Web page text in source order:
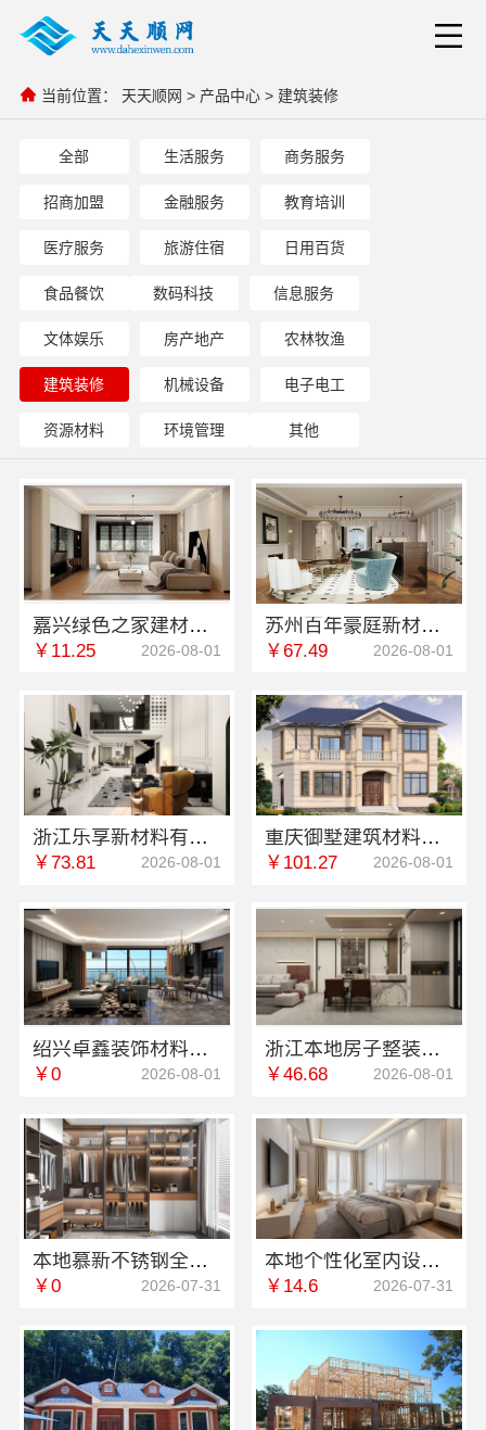
当前位置： 天天顺网 > 产品中心 > 建筑装修
全部 生活服务 商务服务
招商加盟 金融服务 教育培训
医疗服务 旅游住宿 日用百货
食品餐饮 数码科技 信息服务
文体娱乐 房产地产 农林牧渔
建筑装修 机械设备 电子电工
资源材料 环境管理 其他
嘉兴绿色之家建材科技有限公司，本地化家庭装修机构翻新
￥11.25 2026-08-01
苏州百年豪庭新材料有限公司：相城就近家装服务
￥67.49 2026-08-01
浙江乐享新材料有限公司：优秀家庭装潢家装基础工程施工案例
￥73.81 2026-08-01
重庆御墅建筑材料有限公司周边现浇别墅优惠活动环保材料
￥101.27 2026-08-01
绍兴卓鑫装饰材料有限公司城区全包详细报价透明无增项
￥0 2026-08-01
浙江本地房子整装一体化服务施工案例-浙江乐享新材料有限公司
￥46.68 2026-08-01
本地慕新不锈钢全案设计卧室效果图-慕新团队
￥0 2026-07-31
本地个性化室内设计批发，南京市创亿讯环保新材料有限公司设计与服务一体化
￥14.6 2026-07-31